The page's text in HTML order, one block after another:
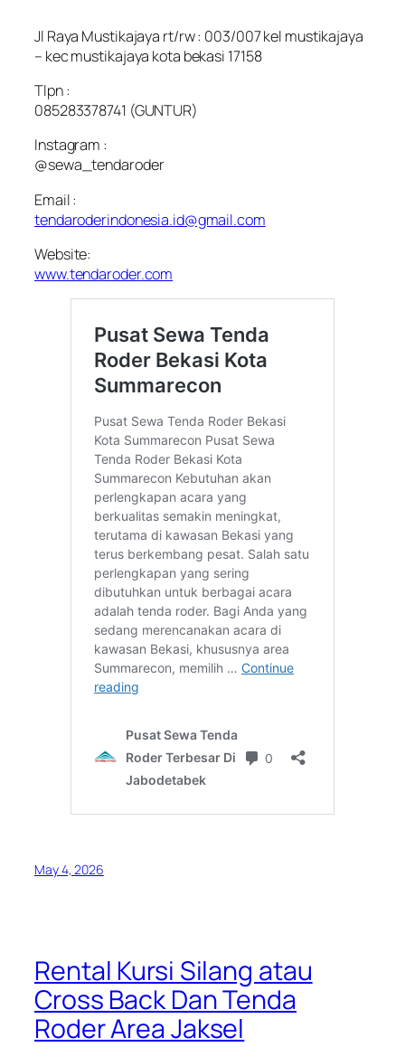
Jl Raya Mustikajaya rt/rw : 003/007 kel mustikajaya
– kec mustikajaya kota bekasi 17158
Tlpn :
085283378741 (GUNTUR)
Instagram :
@sewa_tendaroder
Email :
tendaroderindonesia.id@gmail.com
Website:
www.tendaroder.com
May 4, 2026
Rental Kursi Silang atau
Cross Back Dan Tenda
Roder Area Jaksel